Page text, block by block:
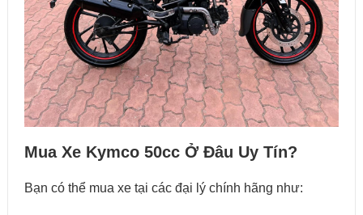
Mua Xe Kymco 50cc Ở Đâu Uy Tín?
Bạn có thể mua xe tại các đại lý chính hãng như: